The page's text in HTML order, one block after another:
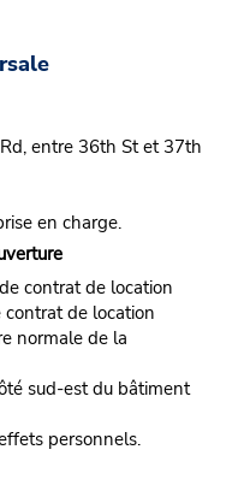
entre 36th St et 37th
en charge.
contrat de location
de location
normale de la
sud-est du bâtiment
personnels.